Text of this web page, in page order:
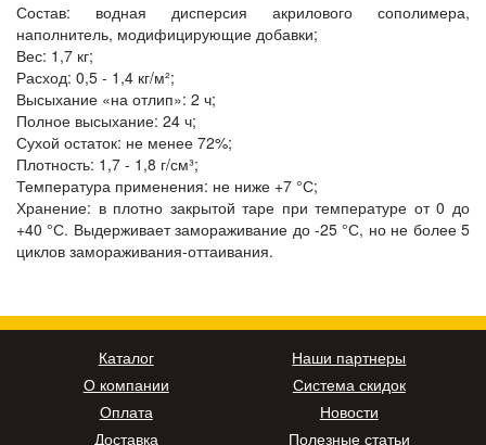
Состав: водная дисперсия акрилового сополимера,
наполнитель, модифицирующие добавки;
Вес: 1,7 кг;
Расход: 0,5 - 1,4 кг/м²;
Высыхание «на отлип»: 2 ч;
Полное высыхание: 24 ч;
Сухой остаток: не менее 72%;
Плотность: 1,7 - 1,8 г/см³;
Температура применения: не ниже +7 °С;
Хранение: в плотно закрытой таре при температуре от 0 до
+40 °С. Выдерживает замораживание до -25 °С, но не более 5
циклов замораживания-оттаивания.
Каталог
О компании
Оплата
Доставка
Наши партнеры
Система скидок
Новости
Полезные статьи